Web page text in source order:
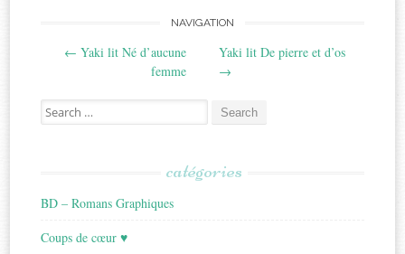
navigation
NAVIGATION
← Yaki lit Né d’aucune
femme
Yaki lit De pierre et d’os
→
Search
for:
catégories
BD – Romans Graphiques
Coups de cœur ♥